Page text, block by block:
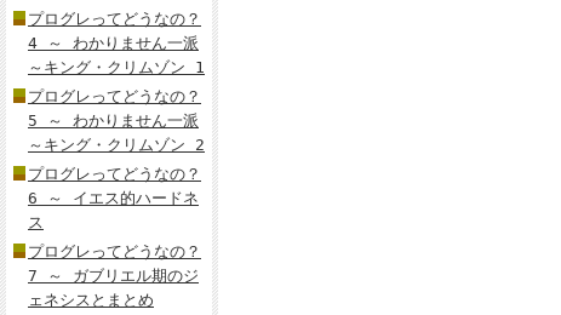
プログレってどうなの？
4 ～ わかりません一派
～キング・クリムゾン 1
プログレってどうなの？
5 ～ わかりません一派
～キング・クリムゾン 2
プログレってどうなの？
6 ～ イエス的ハードネ
ス
プログレってどうなの？
7 ～ ガブリエル期のジ
ェネシスとまとめ